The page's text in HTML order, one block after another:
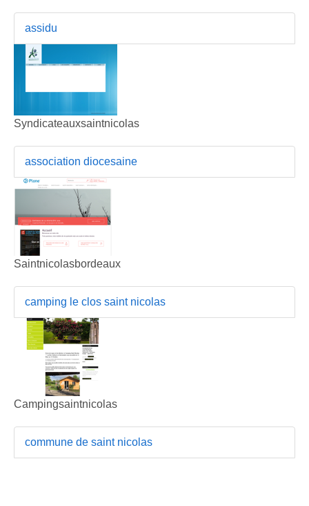
assidu
Syndicateauxsaintnicolas
association diocesaine
Saintnicolasbordeaux
camping le clos saint nicolas
Campingsaintnicolas
commune de saint nicolas